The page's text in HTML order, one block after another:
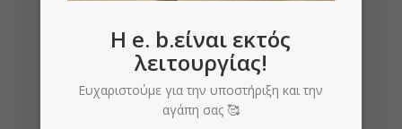
H e. b.είναι εκτός
λειτουργίας!
Ευχαριστούμε για την υποστήριξη και την
αγάπη σας 🥰